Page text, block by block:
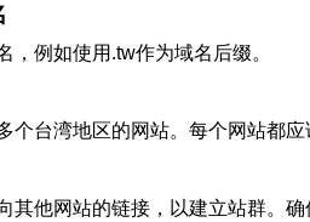
，例如使用.tw作为域名后缀。
个台湾地区的网站。每个网站都
其他网站的链接，以建立站群。